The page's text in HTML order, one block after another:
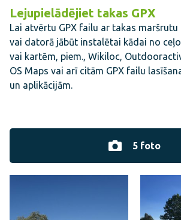
Lejupielādējiet takas GPX
Lai atvērtu GPX failu ar takas
vai datorā jābūt instalētai kādai no
vai kartēm, piem., Wikiloc,
OS Maps vai arī citām GPX failu
un aplikācijām.
5 foto